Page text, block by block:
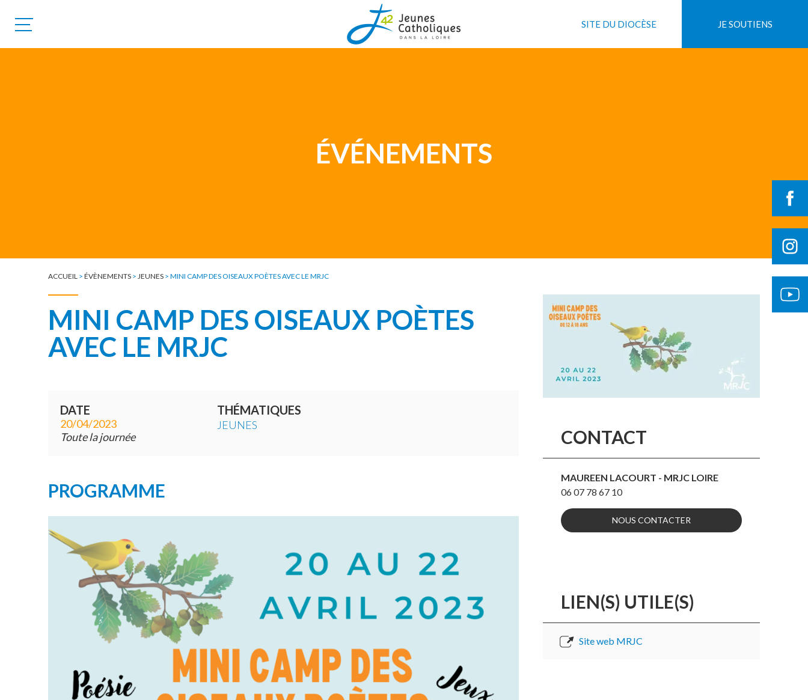
SITE DU DIOCÈSE JE SOUTIENS
ÉVÉNEMENTS
ACCUEIL > ÉVÈNEMENTS > JEUNES > MINI CAMP DES OISEAUX POÈTES AVEC LE MRJC
MINI CAMP DES OISEAUX POÈTES
AVEC LE MRJC
DATE
20/04/2023
Toute la journée
THÉMATIQUES
JEUNES
PROGRAMME
CONTACT
MAUREEN LACOURT - MRJC LOIRE
06 07 78 67 10
NOUS CONTACTER
LIEN(S) UTILE(S)
Site web MRJC